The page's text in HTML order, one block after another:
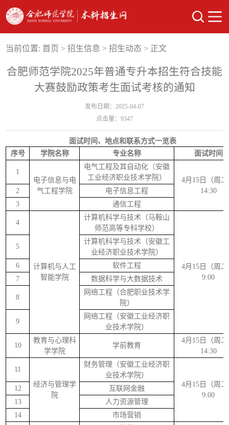
当前位置: 首页 >招生信息 >招生动态 > 正文
合肥师范学院2025年普通专升本招生符合技能
大赛鼓励政策考生面试考核的通知
发布日期：2025-04-07
点击量： 9347
面试时间、地点和联系方式一览表
序号
学院名称 专业名称 面试时间
1
电子信息与电
气工程学院
电气工程及其自动化（安徽
工业经济职业技术学院）
4月15日（周
14:30
2
电子信息工程
3
通信工程
4
计算机与人工
智能学院
计算机科学与技术（马鞍山
师范高等专科学校）
4月15日（周
9:00
5
计算机科学与技术（安徽工
业经济职业技术学院）
6
软件工程
7
数据科学与大数据技术
8
网络工程（合肥职业技术学
院）
9
网络工程（安徽工业经济职
业技术学院）
10
教育与心理科
学学院
学前教育
4月15日（周
14:30
11
经济与管理学
院
财务管理（安徽工业经济职
业技术学院）
4月15日（周
9:00
12
互联网金融
13
人力资源管理
14
市场营销